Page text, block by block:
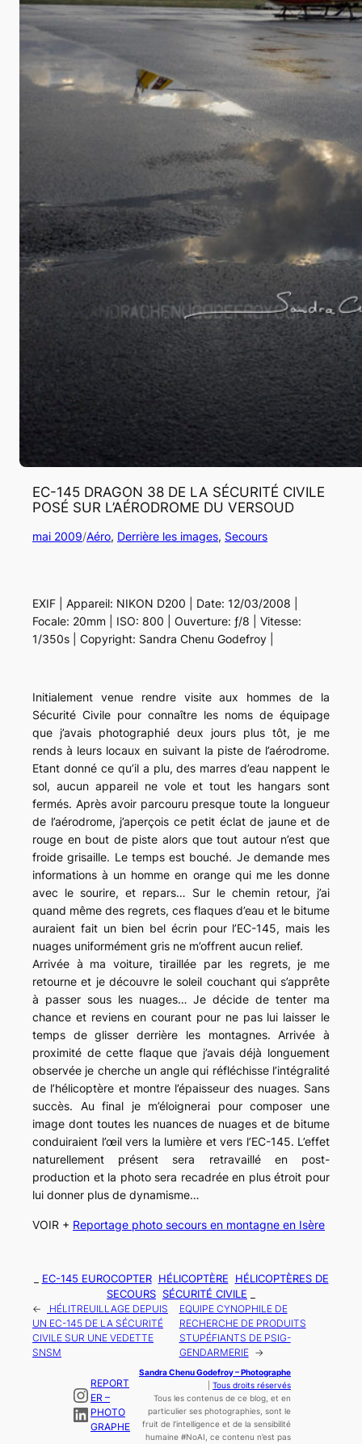
EC-145 DRAGON 38 DE LA SÉCURITÉ CIVILE
POSÉ SUR L’AÉRODROME DU VERSOUD
mai 2009/Aéro, Derrière les images, Secours
EXIF | Appareil: NIKON D200 | Date: 12/03/2008 |
Focale: 20mm | ISO: 800 | Ouverture: ƒ/8 | Vitesse:
1/350s | Copyright: Sandra Chenu Godefroy |
Initialement venue rendre visite aux hommes de la
Sécurité Civile pour connaître les noms de équipage
que j’avais photographié deux jours plus tôt, je me
rends à leurs locaux en suivant la piste de l’aérodrome.
Etant donné ce qu’il a plu, des marres d’eau nappent le
sol, aucun appareil ne vole et tout les hangars sont
fermés. Après avoir parcouru presque toute la longueur
de l’aérodrome, j’aperçois ce petit éclat de jaune et de
rouge en bout de piste alors que tout autour n’est que
froide grisaille. Le temps est bouché. Je demande mes
informations à un homme en orange qui me les donne
avec le sourire, et repars… Sur le chemin retour, j’ai
quand même des regrets, ces flaques d’eau et le bitume
auraient fait un bien bel écrin pour l’EC-145, mais les
nuages uniformément gris ne m’offrent aucun relief.
Arrivée à ma voiture, tiraillée par les regrets, je me
retourne et je découvre le soleil couchant qui s’apprête
à passer sous les nuages… Je décide de tenter ma
chance et reviens en courant pour ne pas lui laisser le
temps de glisser derrière les montagnes. Arrivée à
proximité de cette flaque que j’avais déjà longuement
observée je cherche un angle qui réfléchisse l’intégralité
de l’hélicoptère et montre l’épaisseur des nuages. Sans
succès. Au final je m’éloignerai pour composer une
image dont toutes les nuances de nuages et de bitume
conduiraient l’œil vers la lumière et vers l’EC-145. L’effet
naturellement présent sera retravaillé en post-
production et la photo sera recadrée en plus étroit pour
lui donner plus de dynamisme…
VOIR + Reportage photo secours en montagne en Isère
EC-145 EUROCOPTER HÉLICOPTÈRE
HÉLICOPTÈRES DE
SECOURS SÉCURITÉ CIVILE
←
HÉLITREUILLAGE DEPUIS
UN EC-145 DE LA SÉCURITÉ
CIVILE SUR UNE VEDETTE
SNSM
EQUIPE CYNOPHILE DE
RECHERCHE DE PRODUITS
STUPÉFIANTS DE PSIG-
GENDARMERIE →
Instagram
LinkedIn
REPORT
ER –
PHOTO
GRAPHE
Sandra Chenu Godefroy – Photographe
Tous droits réservés
Tous les contenus de ce blog, et en
particulier ses photographies, sont le
fruit de l’intelligenceet de la sensibilité
humaine#NoAI, ce contenu n’est pas